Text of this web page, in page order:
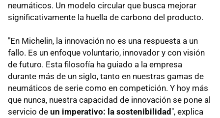
neumáticos. Un modelo circular que busca mejorar
significativamente la huella de carbono del producto.
"En Michelin, la innovación no es una respuesta a un
fallo. Es un enfoque voluntario, innovador y con visión
de futuro. Esta filosofía ha guiado a la empresa
durante más de un siglo, tanto en nuestras gamas de
neumáticos de serie como en competición. Y hoy más
que nunca, nuestra capacidad de innovación se pone al
servicio de un imperativo: la sostenibilidad ", explica